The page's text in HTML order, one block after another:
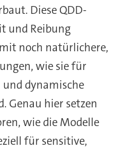
Diese QDD-
und Reibung
noch natürlichere,
wie sie für
dynamische
Genau hier setzen
wie die Modelle
für sensitive,